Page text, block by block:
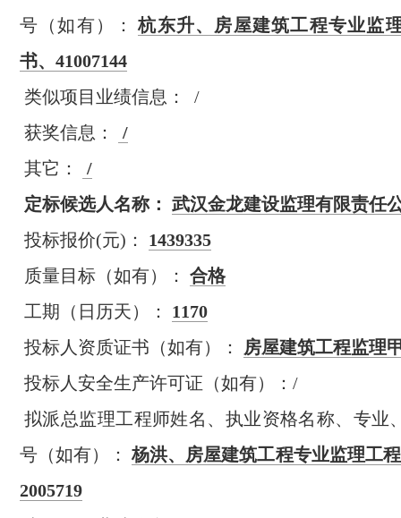
号（如有）：
杭东升、房屋建筑工程专业监
书、41007144
类似项目业绩信息：
/
获奖信息：
/
其它：
/
定标候选人名称： 武汉金龙建设监理有限责任
投标报价(元)：
1439335
质量目标（如有）：
合格
工期（日历天）：
1170
投标人资质证书（如有）：
房屋建筑工程监理
投标人安全生产许可证（如有）：/
拟派总监理工程师姓名、执业资格名称、专业
号（如有）：
杨洪、房屋建筑工程专业监理工
2005719